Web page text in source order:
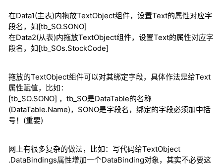
在Data1(主表)内拖放TextObject组件，设置Text的属性对应字
段名，如[tb_SO.SONO]
在Data2(从表)内拖放TextObject组件，设置Text的属性对应字
段名，如[tb_SOs.StockCode]
拖放的TextObject组件可以对其绑定字段，具体作法是给Text
属性赋值，比如：
[tb_SO.SONO] ，tb_SO是DataTable的名称
(DataTable.Name)，SONO是字段名，绑定的字段必须加中括
号！(重要)
网上有很多复杂的做法，比如：写代码给TextObject
.DataBindings属性增加一个DataBinding对象，其实不必要这